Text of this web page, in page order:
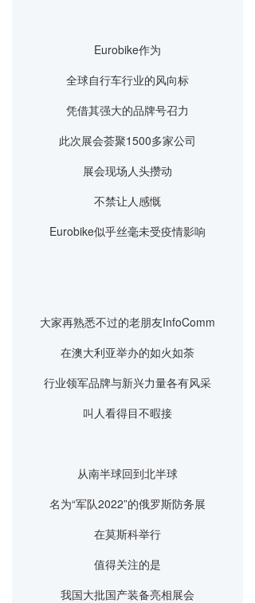
Eurobike作为
全球自行车行业的风向标
凭借其强大的品牌号召力
此次展会荟聚1500多家公司
展会现场人头攒动
不禁让人感慨
Eurobike似乎丝毫未受疫情影响
大家再熟悉不过的老朋友InfoComm
在澳大利亚举办的如火如荼
行业领军品牌与新兴力量各有风采
叫人看得目不暇接
从南半球回到北半球
名为“军队2022”的俄罗斯防务展
在莫斯科举行
值得关注的是
我国大批国产装备亮相展会